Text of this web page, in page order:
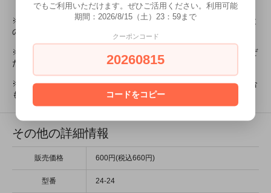
※他のシタデルカラーシリーズとの混色やアクリル絵の具などと
の混色も可能です。
※塗料は沈殿します。中身を
などで良くかき混ぜ
た上でご使用ください。
※実際の色味はディスプレイの設定によって異なって見える場合
もあります。どうぞご了承ください。
その他の詳細情報
販売価格 600円(税込660円)
型番 24-24
でもご利用いただけます。ぜひご活用ください。利用可能
期間：2026/8/15（土）23：59まで
クーポンコード
20260815
コードをコピー